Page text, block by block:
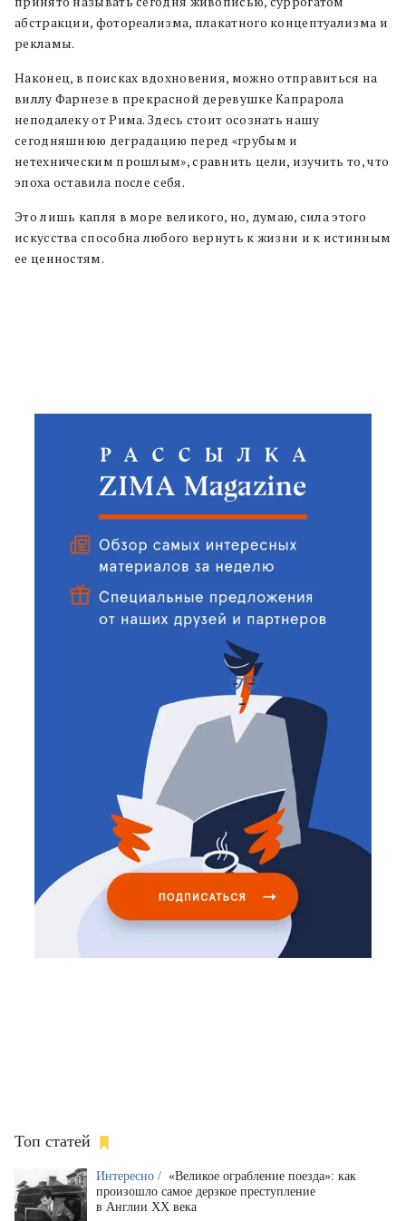
абстракции, фотореализма, плакатного концептуализма и
рекламы.
Наконец, в поисках вдохновения, можно отправиться на
виллу Фарнезе в прекрасной деревушке Капрарола
неподалеку от Рима. Здесь стоит осознать нашу
сегодняшнюю деградацию перед «грубым и
нетехническим прошлым», сравнить цели, изучить то, что
эпоха оставила после себя.
Это лишь капля в море великого, но, думаю, сила этого
искусства способна любого вернуть к жизни и к истинным
ее ценностям.
Топ статей
Интересно / «Великое ограбление поезда»: как
произошло самое дерзкое преступление
в Англии XX века